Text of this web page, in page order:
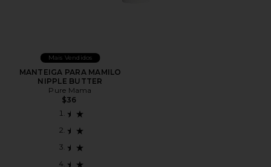
Mais Vendidos
MANTEIGA PARA MAMILO
NIPPLE BUTTER
Pure Mama
$36